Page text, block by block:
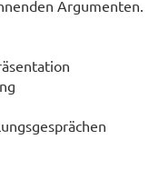
Argumenten.